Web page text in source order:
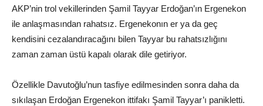
AKP’nin trol vekillerinden Şamil Tayyar Erdoğan’ın Ergenekon
ile anlaşmasından rahatsız. Ergenekonın er ya da geç
kendisini cezalandıracağını bilen Tayyar bu rahatsızlığını
zaman zaman üstü kapalı olarak dile getiriyor.
Özellikle Davutoğlu’nun tasfiye edilmesinden sonra daha da
sıkılaşan Erdoğan Ergenekon ittifakı Şamil Tayyar’ı panikletti.